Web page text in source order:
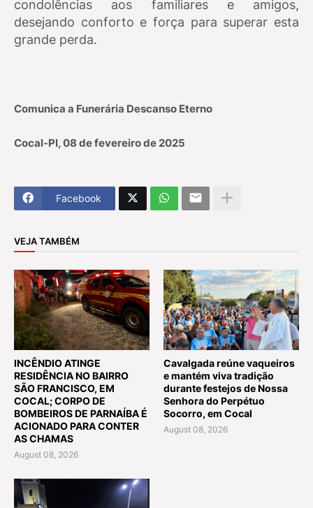
condolências aos familiares e amigos,
desejando conforto e força para superar esta
grande perda.
Comunica a Funerária Descanso Eterno
Cocal-PI, 08 de fevereiro de 2025
Facebook
VEJA TAMBÉM
INCÊNDIO ATINGE
RESIDÊNCIA NO BAIRRO
SÃO FRANCISCO, EM
COCAL; CORPO DE
BOMBEIROS DE PARNAÍBA É
ACIONADO PARA CONTER
AS CHAMAS
August 08, 2026
Cavalgada reúne vaqueiros
e mantém viva tradição
durante festejos de Nossa
Senhora do Perpétuo
Socorro, em Cocal
August 08, 2026